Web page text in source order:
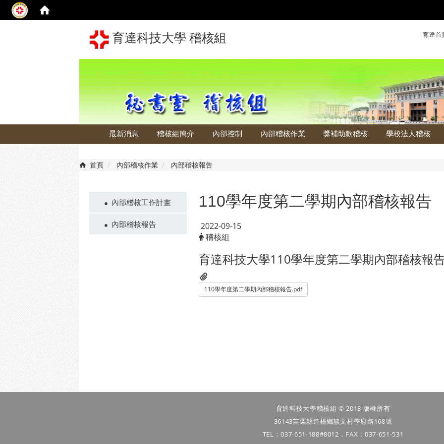
育達科技大學 稽核組 育達
最新消息 稽核組簡介 內部控制 內部稽核作業 獎補助款稽核 學校法人稽核
首頁 內部稽核作業 內部稽核報告
內部稽核工作計畫
內部稽核報告
110學年度第二學期內部稽核報告
2022-09-15
稽核組
育達科技大學110學年度第二學期內部稽核報
110學年度第二學期內部稽核報告.pdf
育達科技大學稽核組 © 2018 版權所有
36143苗栗縣造橋鄉談文村學府路168號
TEL：037-651-188#8012．FAX：037-651-531